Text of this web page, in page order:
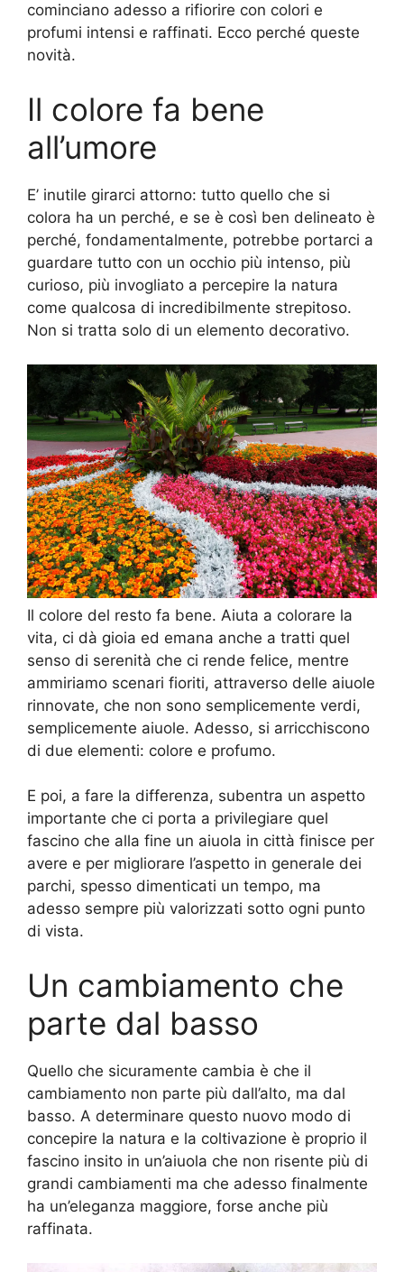
cominciano adesso a rifiorire con colori e
profumi intensi e raffinati. Ecco perché queste
novità.
Il colore fa bene
all’umore
E’ inutile girarci attorno: tutto quello che si
colora ha un perché, e se è così ben delineato è
perché, fondamentalmente, potrebbe portarci a
guardare tutto con un occhio più intenso, più
curioso, più invogliato a percepire la natura
come qualcosa di incredibilmente strepitoso.
Non si tratta solo di un elemento decorativo.
Il colore del resto fa bene. Aiuta a colorare la
vita, ci dà gioia ed emana anche a tratti quel
senso di serenità che ci rende felice, mentre
ammiriamo scenari fioriti, attraverso delle aiuole
rinnovate, che non sono semplicemente verdi,
semplicemente aiuole. Adesso, si arricchiscono
di due elementi: colore e profumo.
E poi, a fare la differenza, subentra un aspetto
importante che ci porta a privilegiare quel
fascino che alla fine un aiuola in città finisce per
avere e per migliorare l’aspetto in generale dei
parchi, spesso dimenticati un tempo, ma
adesso sempre più valorizzati sotto ogni punto
di vista.
Un cambiamento che
parte dal basso
Quello che sicuramente cambia è che il
cambiamento non parte più dall’alto, ma dal
basso. A determinare questo nuovo modo di
concepire la natura e la coltivazione è proprio il
fascino insito in un’aiuola che non risente più di
grandi cambiamenti ma che adesso finalmente
ha un’eleganza maggiore, forse anche più
raffinata.